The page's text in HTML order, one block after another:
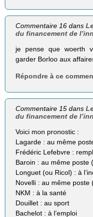
Commentaire 16 dans
du financement de
je pense que woerth
garder Borloo aux
Répondre à ce
Commentaire 15 dans
du financement de
Voici mon pronostic :
Lagarde : au même
Frédéric Lefebvre :
Baroin : au même poste
Longuet (ou Ricol) : à
Novelli : au même poste
NKM : à la santé
Douillet : au sport
Bachelot : à l’emploi